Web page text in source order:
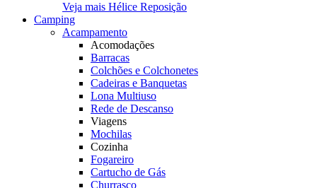
Veja mais Hélice Reposição
Camping
Acampamento
Acomodações
Barracas
Colchões e Colchonetes
Cadeiras e Banquetas
Lona Multiuso
Rede de Descanso
Viagens
Mochilas
Cozinha
Fogareiro
Cartucho de Gás
Churrasco